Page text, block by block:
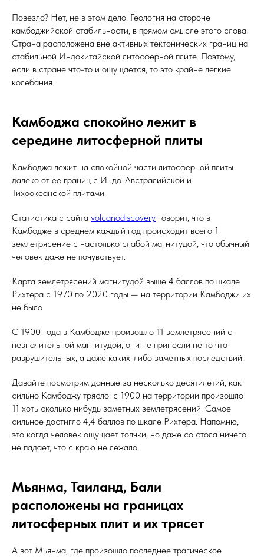
Повезло? Нет, не в этом дело. Геология на стороне
камбоджийской стабильности, в прямом смысле этого слова.
Страна расположена вне активных тектонических границ на
стабильной Индокитайской литосферной плите. Поэтому,
если в стране что-то и ощущается, то это крайне легкие
колебания.
Камбоджа спокойно лежит в
середине литосферной плиты
Камбоджа лежит на спокойной части литосферной плиты
далеко от ее границ с Индо-Австралийской и
Тихоокеанской плитами.
Статистика с сайта volcanodiscovery говорит, что в
Камбодже в среднем каждый год происходит всего 1
землетрясение с настолько слабой магнитудой, что обычный
человек даже не почувствует.
Карта землетрясений магнитудой выше 4 баллов по шкале
Рихтера с 1970 по 2020 годы — на территории Камбоджи их
не было
С 1900 года в Камбодже произошло 11 землетрясений с
незначительной магнитудой, они не принесли не то что
разрушительных, а даже каких-либо заметных последствий.
Давайте посмотрим данные за несколько десятилетий, как
сильно Камбоджу трясло: с 1900 на территории произошло
11 хоть сколько нибудь заметных землетрясений. Самое
сильное достигло 4,4 баллов по шкале Рихтера. Напомню,
это когда человек ощущает толчки, но даже со стола ничего
не падает, что с краю не лежало.
Мьянма, Таиланд, Бали
расположены на границах
литосферных плит и их трясет
А вот Мьянма, где произошло последнее трагическое